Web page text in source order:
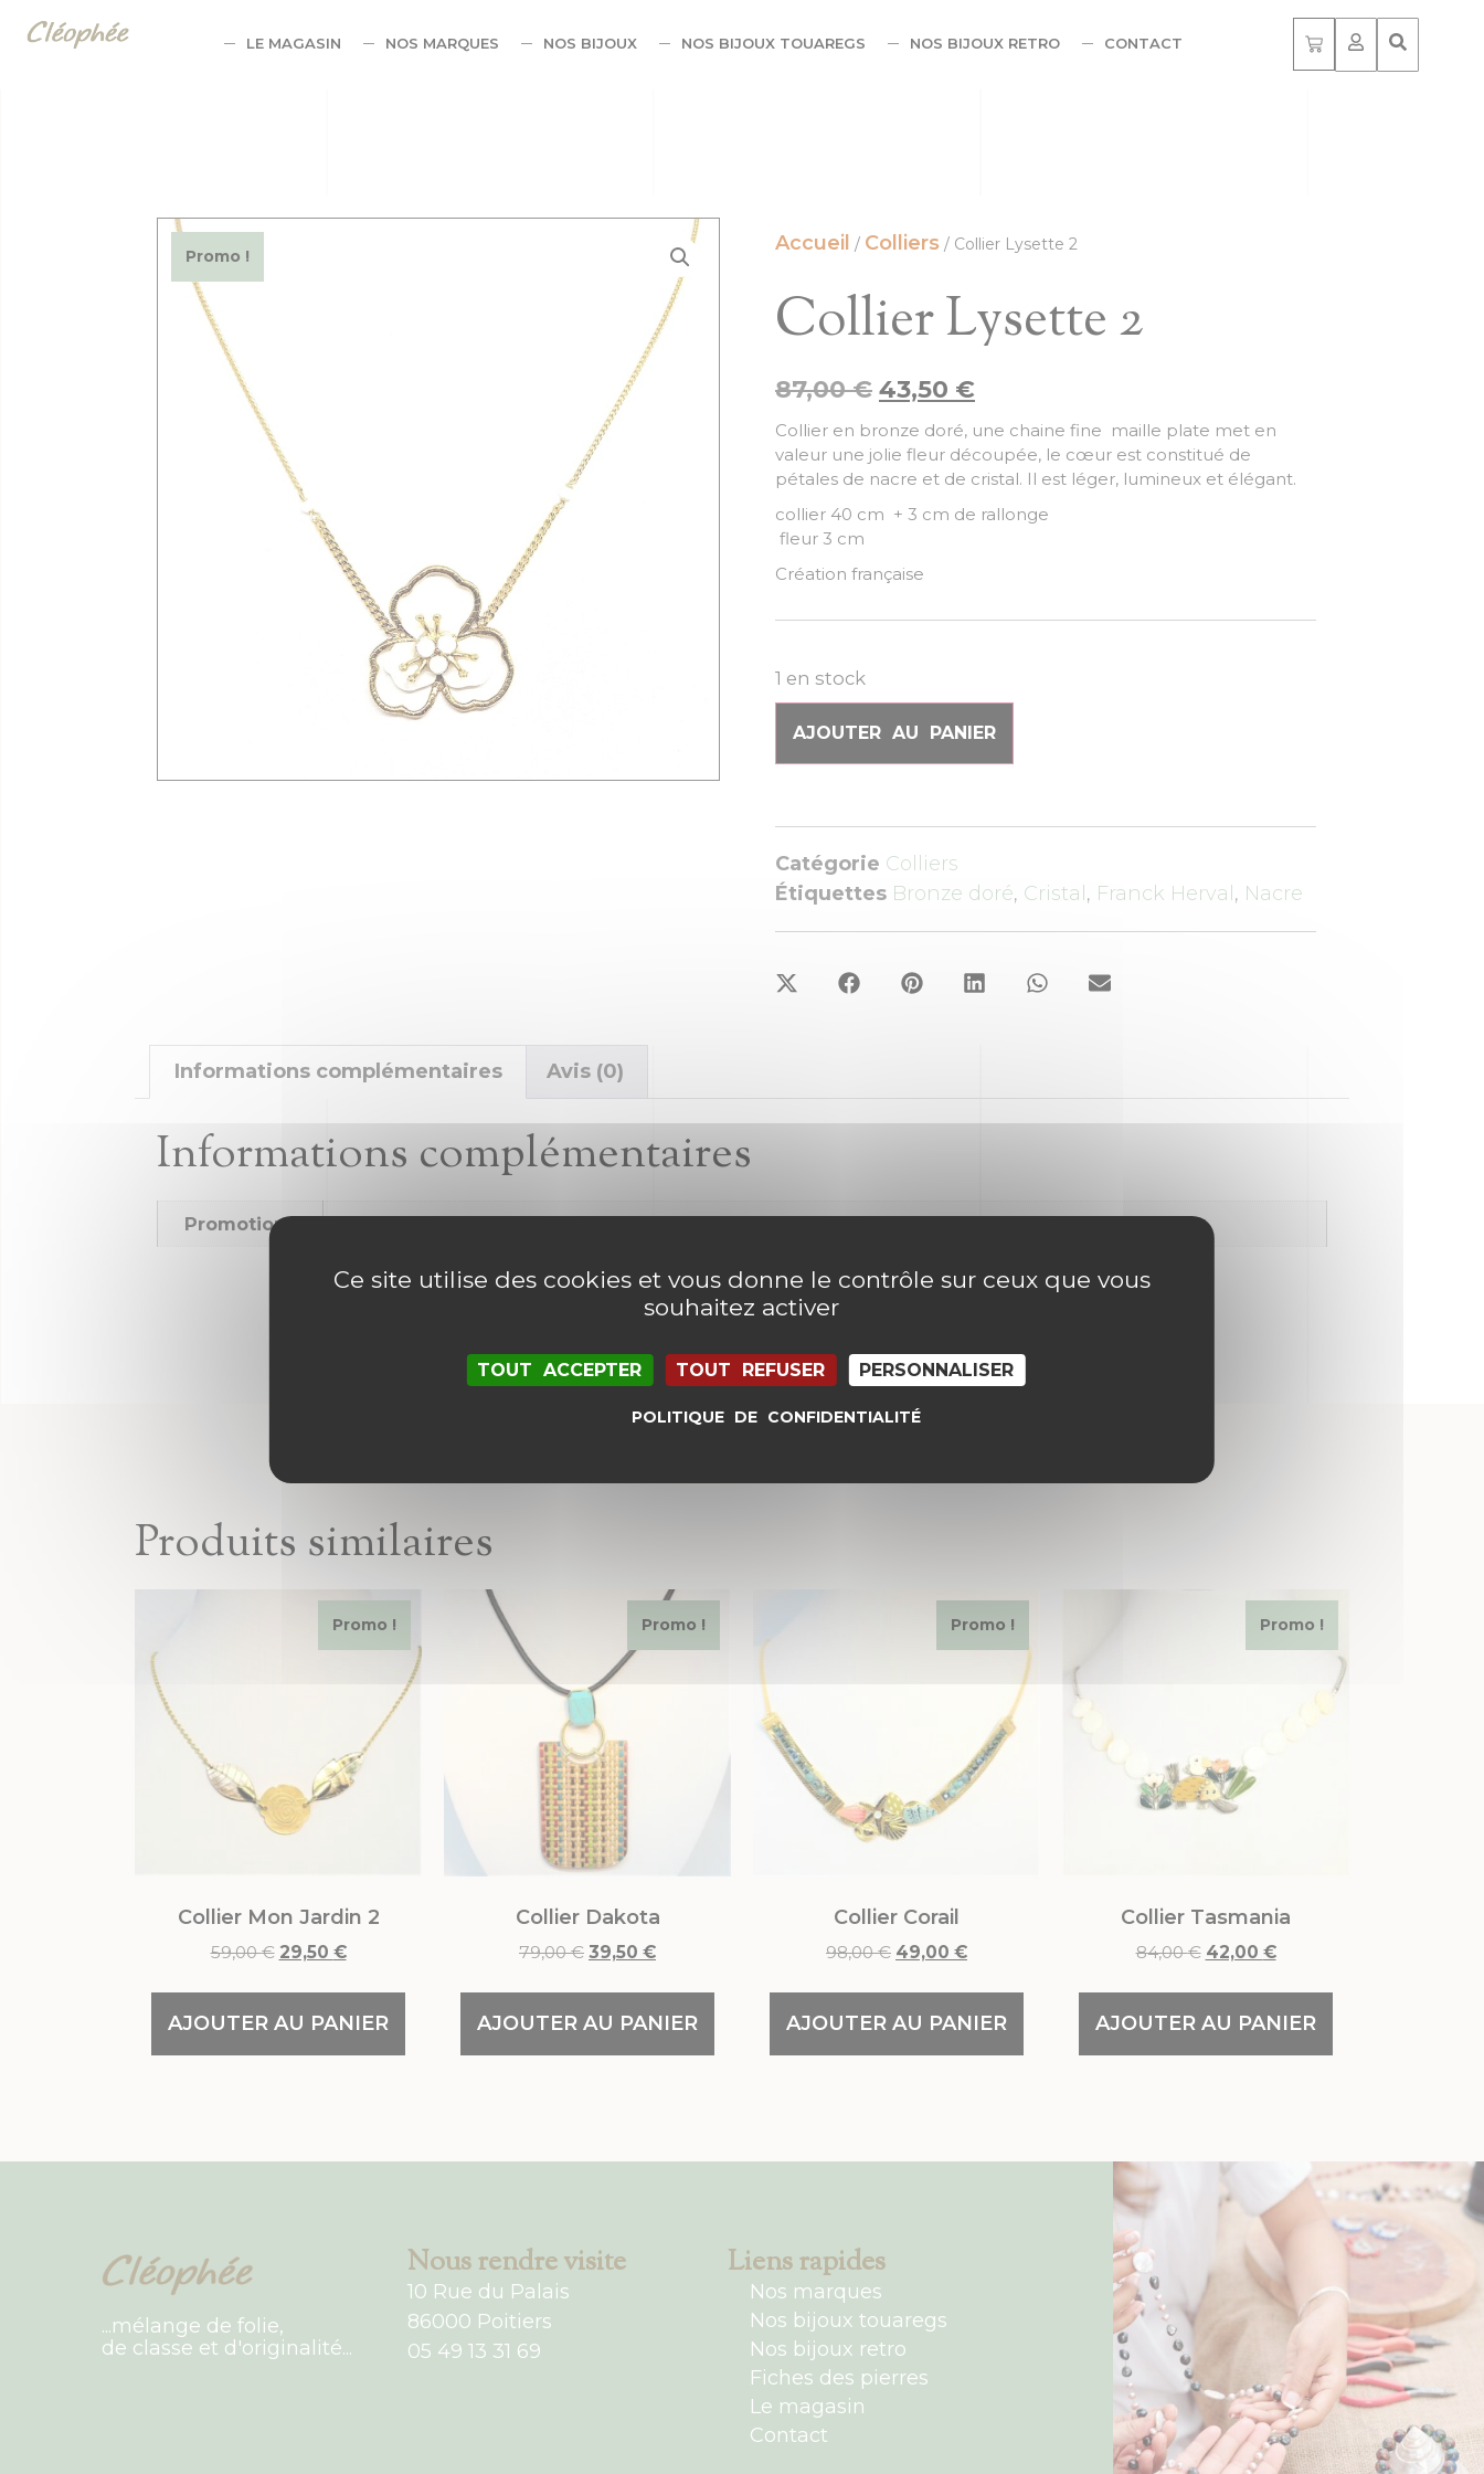
LE MAGASIN NOS MARQUES NOS BIJOUX NOS BIJOUX TOUAREGS NOS BIJOUX RETRO CONTACT
Promo !
Accueil / Colliers / Collier Lysette 2
Collier Lysette 2
87,00€ 43,50 €
Collier en bronze doré, une chaine fine maille plate met en
valeur une jolie fleur découpée, le cœur est constitué de
pétales de nacre et de cristal. Il est léger, lumineux et élégant.
collier 40 cm + 3 cm de rallonge
fleur 3 cm
Création française
1 en stock
AJOUTER AU PANIER
Catégorie Colliers
Étiquettes Bronze doré, Cristal , Franck Herval , Nacre
Informations complémentaires Avis (0)
Informations complémentaires
Promotions Promotions
Produits similaires
Promo !
Collier Mon Jardin 2
59,00€ 29,50 €
AJOUTER AU PANIER
Promo !
Collier Dakota
79,00€ 39,50 €
AJOUTER AU PANIER
Promo !
Collier Corail
98,00€ 49,00 €
AJOUTER AU PANIER
Promo !
Collier Tasmania
84,00€ 42,00 €
AJOUTER AU PANIER
...mélange de folie,
de classe et d'originalité...
Nous rendre visite
10 Rue du Palais
86000 Poitiers
05 49 13 31 69
Liens rapides
Nos marques
Nos bijoux touaregs
Nos bijoux retro
Fiches des pierres
Le magasin
Contact
Ce site utilise des cookies et vous donne le contrôle sur ceux que vous
souhaitez activer
TOUT ACCEPTER TOUT REFUSER PERSONNALISER
POLITIQUE DE CONFIDENTIALITÉ